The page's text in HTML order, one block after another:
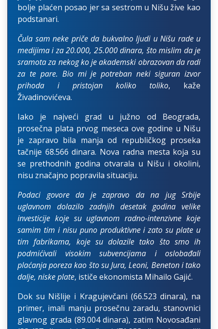
bolje plaćen posao jer sa sestrom u Nišu žive kao
podstanari.
Čula sam neke priče da bukvalno ljudi u Nišu rade u
medijima i za 20.000, 25.000 dinara, što mislim da je
sramota za nekog ko je akademski obrazovan da radi
za te pare. Bio mi je potreban neki siguran izvor
prihoda i pristojan koliko toliko, kaže
Živadinovićeva.
Iako je najveći grad u južno od Beograda,
prosečna plata prvog meseca ove godine u Nišu
je zapravo bila manja od republičkog proseka
tačnije 68.566 dinara. Nova radna mesta koja su
se prethodnih godina otvarala u Nišu i okolini,
nisu značajno popravila situaciju.
Podaci govore da je zapravo da na jug Srbije
uglavnom dolazilo zadnjih desetak godina velike
investicije koje su uglavnom radno-intenzivne koje
samim tim i nisu puno produktivne i zato su plate u
tim fabrikama, koje su dolazile tako što smo ih
podmićivali visokim subvencijama i oslobađali
plaćanja poreza kao što su Jura, Leoni, Beneton i tako
dalje, niske plate, ističe ekonomista Mihailo Gajić.
Dok su Nišlije i Kragujevčani (66.523 dinara), na
primer, imali manju prosečnu zaradu, stanovnici
glavnog grada (89.004 dinara), zatim Novosađani